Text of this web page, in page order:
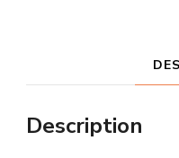
Description